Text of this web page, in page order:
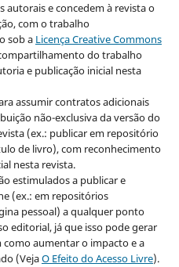
autorais e concedem à revista o
com o trabalho
sob a Licença Creative Commons
do trabalho
e publicação inicial nesta
assumir contratos adicionais
não-exclusiva da versão do
(ex.: publicar em repositório
de livro), com reconhecimento
nesta revista.
estimulados a publicar e
(ex.: em repositórios
pessoal) a qualquer ponto
editorial, já que isso pode gerar
aumentar o impacto e a
(VejaO Efeito do Acesso Livre).